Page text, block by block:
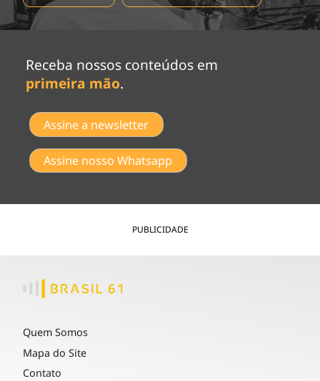
Receba nossos conteúdos em
primeira mão.
Assine a newsletter
Assine nosso Whatsapp
PUBLICIDADE
Quem Somos
Mapa do Site
Contato